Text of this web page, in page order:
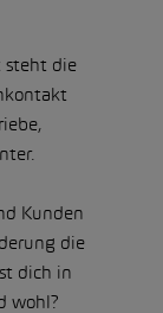
steht die
Kunden
die
dich in
wohl?